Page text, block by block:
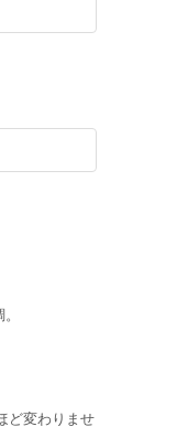
ど変わりませ